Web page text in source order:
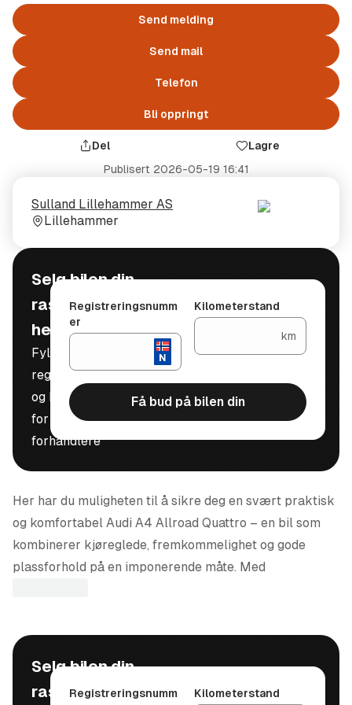
Send melding
Send mail
Telefon
Bli oppringt
Del
Lagre
Publisert 2026-05-19 16:41
Selger
Sulland Lillehammer AS
Selgerens
plass
Lillehammer
Selg bilen din
raskt, trygt og
helt gratis
Fyll inn
registreringsnummer
og kilometerstand
for å motta bud fra
forhandlere
Registreringsnumm
er
Kilometerstand
km
Få bud på bilen din
Her har du muligheten til å sikre deg en svært praktisk
og komfortabel Audi A4 Allroad Quattro – en bil som
kombinerer kjøreglede, fremkommelighet og gode
plassforhold på en imponerende måte. Med
komfortable kjøreturer året rundt.
Bilen fremstår som velholdt i en stilren sølv metallic
lakk, og passer like godt til familiebruk som til lange
Selg bilen din
raskt, trygt og
Registreringsnumm
Kilometerstand